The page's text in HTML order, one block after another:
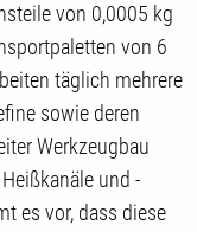
von 0,0005 kg
von 6
täglich mehrere
sowie deren
Werkzeugbau
und -
es vor, dass diese